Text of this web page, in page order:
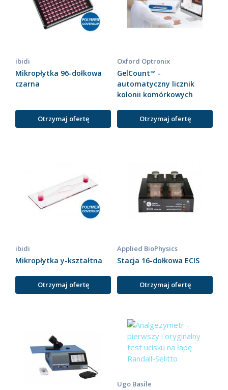
ibidi
Mikropłytka 96-dołkowa
czarna
Otrzymaj ofertę
Oxford Optronix
GelCount™ -
automatyczny licznik
kolonii komórkowych
Otrzymaj ofertę
ibidi
Mikropłytka y-kształtna
Otrzymaj ofertę
Applied BioPhysics
Stacja 16-dołkowa ECIS
Otrzymaj ofertę
Ugo Basile